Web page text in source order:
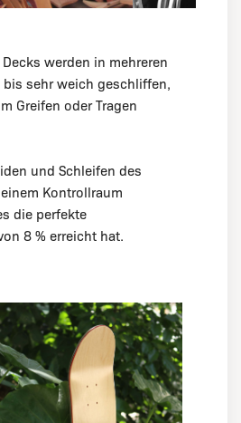
werden in mehreren
bis sehr weich geschliffen,
Greifen oder Tragen
und Schleifen des
Kontrollraum
die perfekte
8 % erreicht hat.